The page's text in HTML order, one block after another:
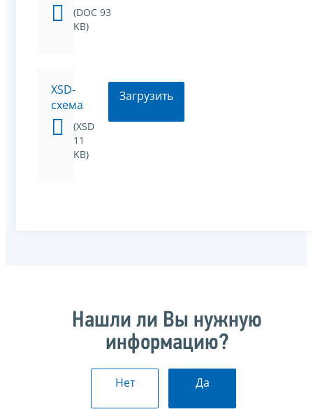
(DOC 93
KB)
XSD-
схема
(XSD
11
KB)
Загрузить
Нашли ли Вы нужную
информацию?
Нет Да